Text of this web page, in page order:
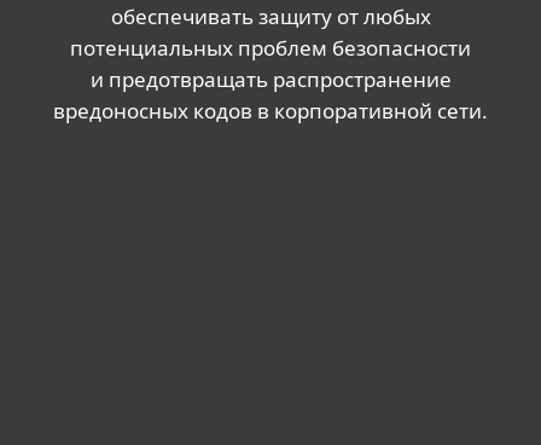
обеспечивать защиту от любых
потенциальных проблем безопасности
и предотвращать распространение
вредоносных кодов в корпоративной сети.